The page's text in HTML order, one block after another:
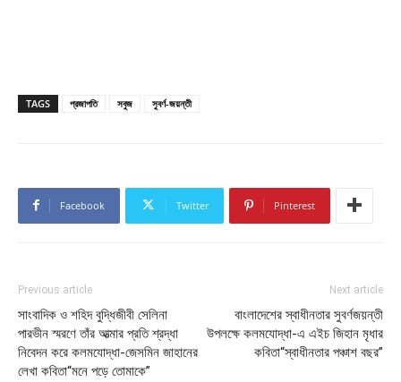
TAGS প্রজাপতি সবুজ সুবর্ণ-জয়ন্তী
Facebook Twitter Pinterest
Previous article
সাংবাদিক ও শহিদ বুদ্ধিজীবী সেলিনা
পারভীন স্মরণে তাঁর আত্মার প্রতি শ্রদ্ধা
নিবেদন করে কলমযোদ্ধা-জেসমিন জাহানের
লেখা কবিতা“মনে পড়ে তোমাকে”
Next article
বাংলাদেশের স্বাধীনতার সুবর্ণজয়ন্তী
উপলক্ষে কলমযোদ্ধা-এ এইচ জিহান মৃধার
কবিতা“স্বাধীনতার পঞ্চাশ বছর”